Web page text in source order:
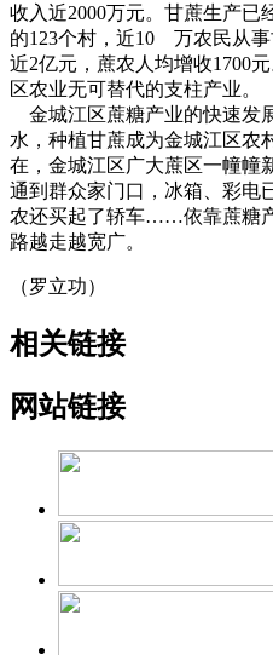
收入近2000万元。甘蔗生产已
的123个村，近10 万农民从
近2亿元，蔗农人均增收1700
区农业无可替代的支柱产业。
金城江区蔗糖产业的快速发
水，种植甘蔗成为金城江区农
在，金城江区广大蔗区一幢幢
通到群众家门口，冰箱、彩电
农还买起了轿车……依靠蔗糖
路越走越宽广。
（罗立功）
相关链接
网站链接